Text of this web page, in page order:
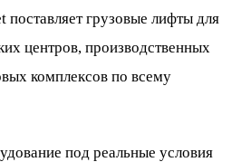
грузовые лифты для
центров, производственных
комплексов по всему
под реальные условия